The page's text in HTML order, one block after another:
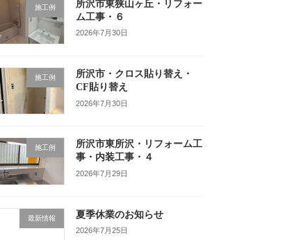
施工例
所沢市東狭山ヶ丘・リフォー
ム工事・６
2026年7月30日
施工例
所沢市・クロス貼り替え・
CF貼り替え
2026年7月30日
施工例
所沢市東所沢・リフォーム工
事・内装工事・４
2026年7月29日
最新情報 夏季休業のお知らせ
2026年7月25日